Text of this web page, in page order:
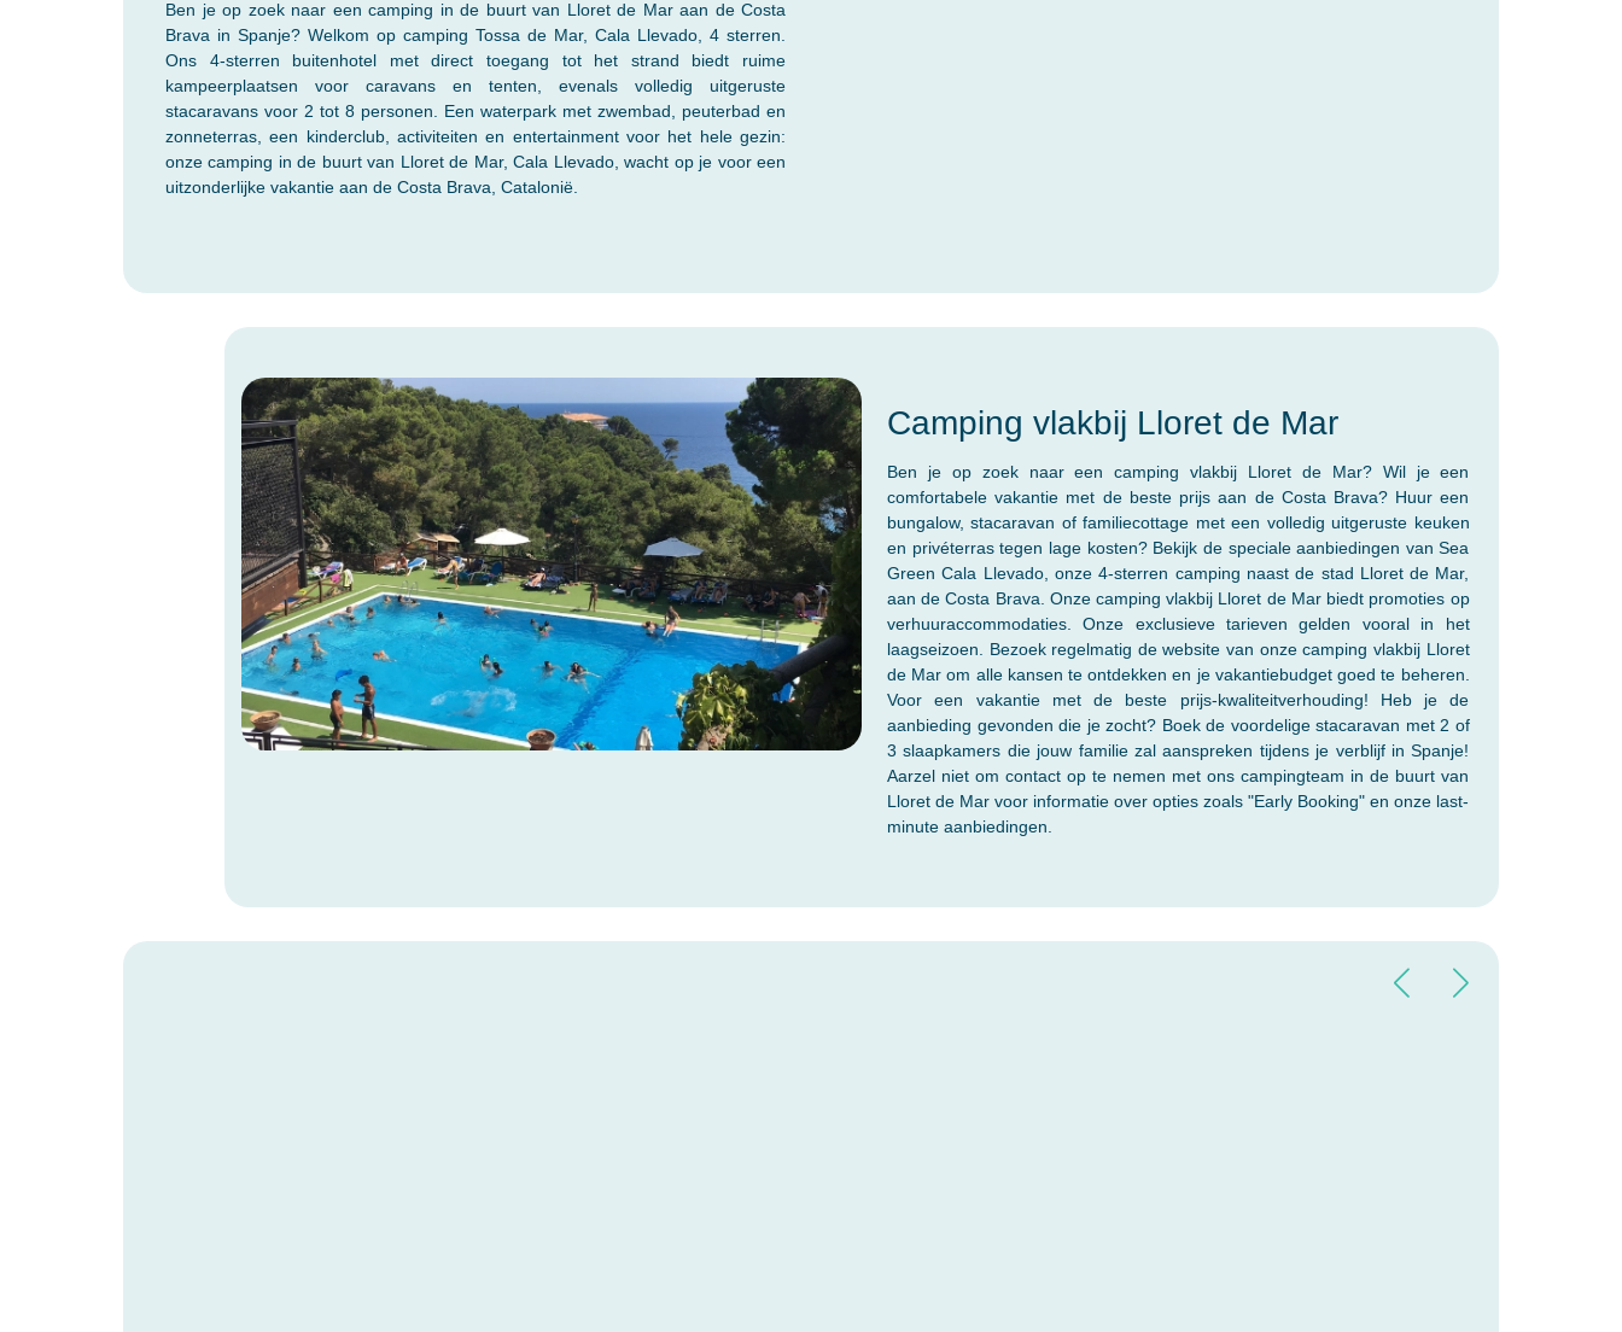
Ben je op zoek naar een camping in de buurt van Lloret de Mar aan de Costa
Brava in Spanje? Welkom op camping Tossa de Mar, Cala Llevado, 4 sterren.
Ons 4-sterren buitenhotel met direct toegang tot het strand biedt ruime
kampeerplaatsen voor caravans en tenten, evenals volledig uitgeruste
stacaravans voor 2 tot 8 personen. Een waterpark met zwembad, peuterbad en
zonneterras, een kinderclub, activiteiten en entertainment voor het hele gezin:
onze camping in de buurt van Lloret de Mar, Cala Llevado, wacht op je voor een
uitzonderlijke vakantie aan de Costa Brava, Catalonië.
Camping vlakbij Lloret de Mar
Ben je op zoek naar een camping vlakbij Lloret de Mar? Wil je een
comfortabele vakantie met de beste prijs aan de Costa Brava? Huur een
bungalow, stacaravan of familiecottage met een volledig uitgeruste keuken
en privéterras tegen lage kosten? Bekijk de speciale aanbiedingen van Sea
Green Cala Llevado, onze 4-sterren camping naast de stad Lloret de Mar,
aan de Costa Brava. Onze camping vlakbij Lloret de Mar biedt promoties op
verhuuraccommodaties. Onze exclusieve tarieven gelden vooral in het
laagseizoen. Bezoek regelmatig de website van onze camping vlakbij Lloret
de Mar om alle kansen te ontdekken en je vakantiebudget goed te beheren.
Voor een vakantie met de beste prijs-kwaliteitverhouding! Heb je de
aanbieding gevonden die je zocht? Boek de voordelige stacaravan met 2 of
3 slaapkamers die jouw familie zal aanspreken tijdens je verblijf in Spanje!
Aarzel niet om contact op te nemen met ons campingteam in de buurt van
Lloret de Mar voor informatie over opties zoals "Early Booking" en onze last-
minute aanbiedingen.